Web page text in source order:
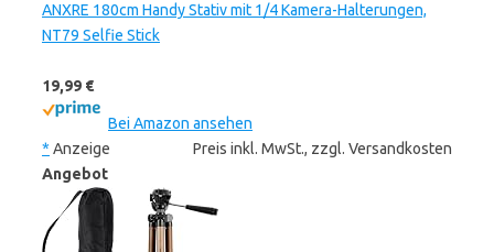
ANXRE 180cm Handy Stativ mit 1/4 Kamera-Halterungen,
NT79 Selfie Stick
19,99 €
Bei Amazon ansehen
* Anzeige
Preis inkl. MwSt., zzgl. Versandkosten
Angebot